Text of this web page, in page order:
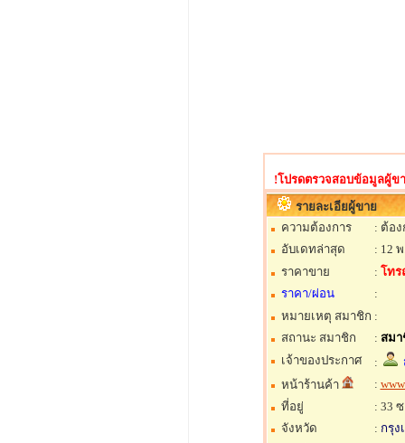
!โปรดตรวจสอบข้อมูลผู้ข
รายละเอียผู้ขาย
ความต้องการ
: ต้อง
อับเดทล่าสุด
: 12
ราคาขาย
: โทร
ราคา/ผ่อน
:
หมายเหตุ สมาชิก :
สถานะ สมาชิก
: สม
เจ้าของประกาศ
:
หน้าร้านค้า
:
ที่อยู่
: 33
จังหวัด
: กรุง